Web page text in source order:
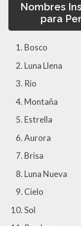
Nombres
para
Bosco
Luna Llena
Rio
Montaña
Estrella
Aurora
Brisa
Luna Nueva
Cielo
Sol